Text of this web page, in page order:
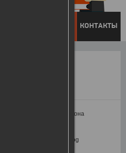
КОНТАКТЫ
бизнес-сообщества региона